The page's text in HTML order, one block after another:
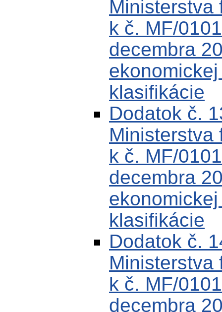
Ministerstva
k č. MF/
decembra
klasifikácie
Dodatok č.
Ministerstva
k č. MF/
decembra
klasifikácie
Dodatok č.
Ministerstva
k č. MF/
decembra